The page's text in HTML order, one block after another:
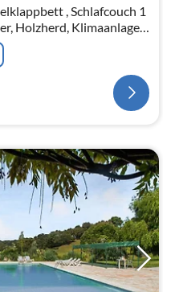
, Schlafcouch 1
Holzherd, Klimaanlage),